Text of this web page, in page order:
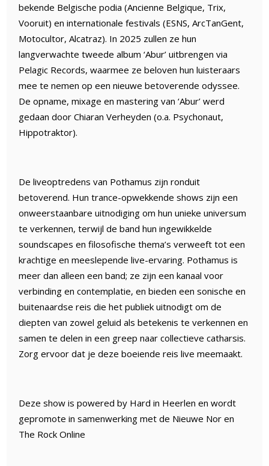
bekende Belgische podia (Ancienne Belgique, Trix,
Vooruit) en internationale festivals (ESNS, ArcTanGent,
Motocultor, Alcatraz). In 2025 zullen ze hun
langverwachte tweede album ‘Abur’ uitbrengen via
Pelagic Records, waarmee ze beloven hun luisteraars
mee te nemen op een nieuwe betoverende odyssee.
De opname, mixage en mastering van ‘Abur’ werd
gedaan door Chiaran Verheyden (o.a. Psychonaut,
Hippotraktor).
De liveoptredens van Pothamus zijn ronduit
betoverend. Hun trance-opwekkende shows zijn een
onweerstaanbare uitnodiging om hun unieke universum
te verkennen, terwijl de band hun ingewikkelde
soundscapes en filosofische thema’s verweeft tot een
krachtige en meeslepende live-ervaring. Pothamus is
meer dan alleen een band; ze zijn een kanaal voor
verbinding en contemplatie, en bieden een sonische en
buitenaardse reis die het publiek uitnodigt om de
diepten van zowel geluid als betekenis te verkennen en
samen te delen in een greep naar collectieve catharsis.
Zorg ervoor dat je deze boeiende reis live meemaakt.
Deze show is powered by Hard in Heerlen en wordt
gepromote in samenwerking met de Nieuwe Nor en
The Rock Online